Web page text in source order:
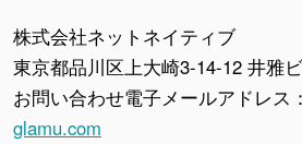
株式会社ネットネイティブ
東京都品川区上大崎3-14-12 井雅
お問い合わせ電子メールアドレス：
glamu.com